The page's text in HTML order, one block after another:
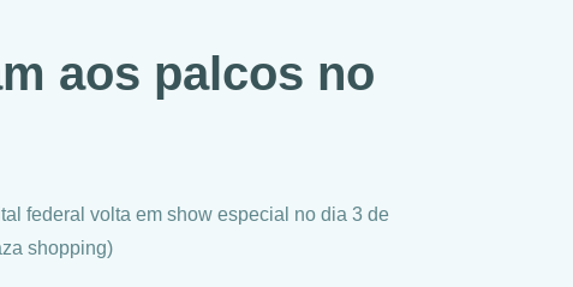
aos palcos no
federal volta em show especial no dia 3 de
shopping)